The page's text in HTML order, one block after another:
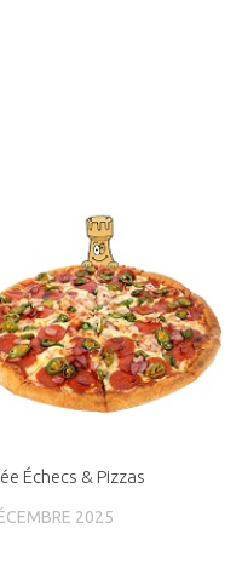
Échecs & Pizzas
2025